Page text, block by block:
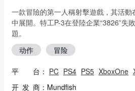
一款冒險的第一人稱射擊遊戲，其活
中展開。特工P-3在登陸企業“3826”失
題。
动作
冒险
平 台： PC PS4 PS5 XboxOne
开 发 商：Mundfish